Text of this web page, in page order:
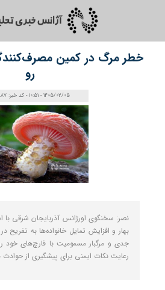
خطر مرگ در کمین
رو
1405/02/05 - 10:51 - کد خبر: 159887
نصر: سخنگوی اورژانس آذربایجان شرقی با
بهار و افزایش تمایل خانواده‌ها به
جدی و مرگبار مسمومیت با قارچ‌های خود
رعایت نکات ایمنی برای پیشگیری از حوادث